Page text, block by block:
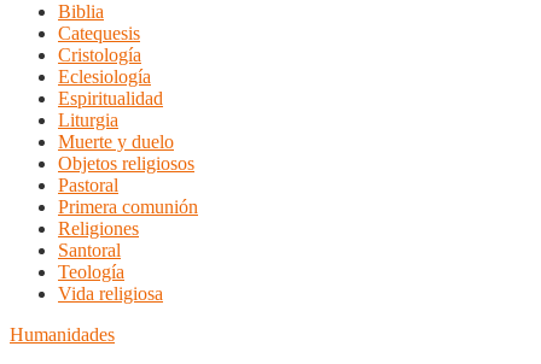
Biblia
Catequesis
Cristología
Eclesiología
Espiritualidad
Liturgia
Muerte y duelo
Objetos religiosos
Pastoral
Primera comunión
Religiones
Santoral
Teología
Vida religiosa
Humanidades